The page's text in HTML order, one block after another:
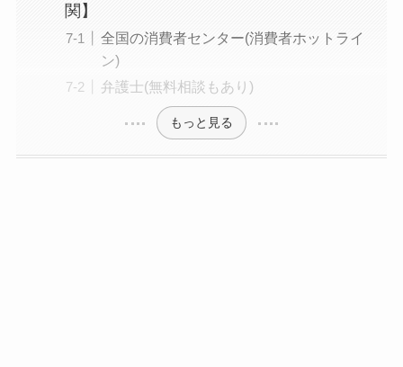
関】
全国の消費者センター(消費者ホットライ
ン)
弁護士(無料相談もあり)
もっと見る